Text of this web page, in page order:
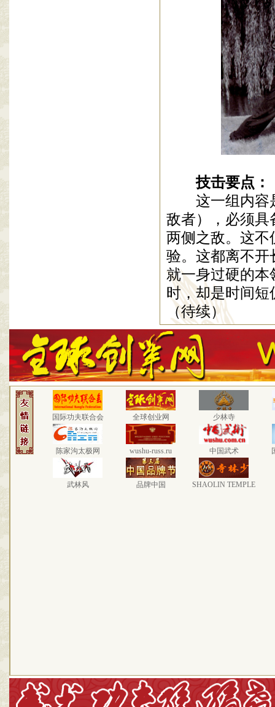
技击要点：
这一组内容是
敌者），必须具
两侧之敌。这不
验。这都离不开
就一身过硬的本
时，却是时间
（待续）
国际功夫联合会 全球创业网 少林寺
陈家沟太极网 wushu-russ.ru 中国武术
武林风 品牌中国 SHAOLIN TEMPLE